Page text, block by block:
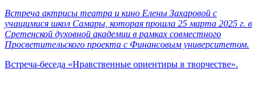
Встреча актрисы театра и кино Елены Захаровой с
учащимися школ Самары, которая прошла 25 марта 2025 г. в
Сретенской духовной академии в рамках совместного
Просветительского проекта с Финансовым университетом.
Встреча-беседа «Нравственные ориентиры в творчестве».